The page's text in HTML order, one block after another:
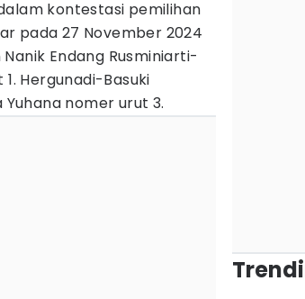
kontestasi pemilihan
pada 27 November 2024
Endang Rusminiarti-
Hergunadi-Basuki
nomer urut 3.